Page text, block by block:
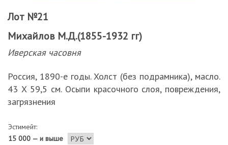
Лот №21
Михайлов М.Д.(1855-1932 гг)
Иверская часовня
Россия, 1890-е годы. Холст (без подрамника), масло.
43 Х 59,5 см. Осыпи красочного слоя, повреждения,
загрязнения
Эстимейт:
15 000 — и выше